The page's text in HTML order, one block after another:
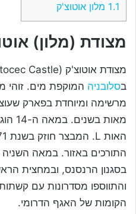
1.1 מלון אוטוצ'ק
מצודת (מלון)
בסלובניה
מרשימה ומיוחדת בפארק
והתווספו מסדרונות עם
הקומות של האגף הדרומי.